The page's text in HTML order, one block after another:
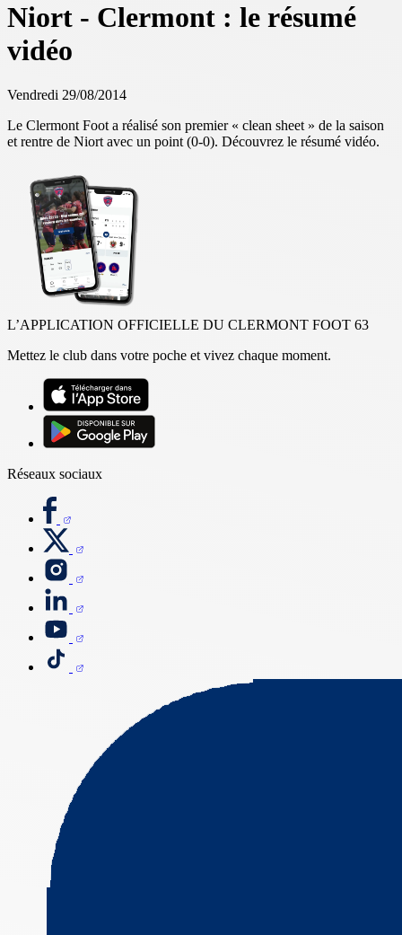
Niort - Clermont : le résumé
vidéo
Vendredi 29/08/2014
Le Clermont Foot a réalisé son premier « clean sheet » de la saison
et rentre de Niort avec un point (0-0). Découvrez le résumé vidéo.
L’APPLICATION OFFICIELLE DU CLERMONT FOOT 63
Mettez le club dans votre poche et vivez chaque moment.
Réseaux sociaux